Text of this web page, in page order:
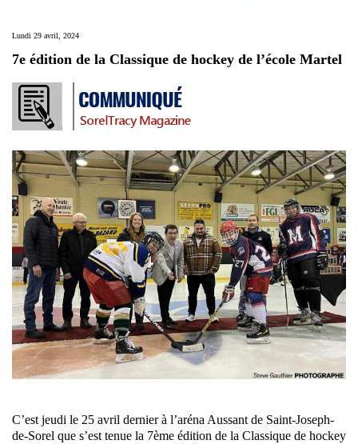
Lundi 29 avril, 2024
7e édition de la Classique de hockey de l’école Martel
C’est jeudi le 25 avril dernier à l’aréna Aussant de Saint-Joseph-
de-Sorel que s’est tenue la 7ème édition de la Classique de hockey